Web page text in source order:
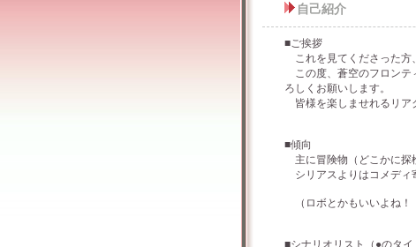
自己紹介
■ご挨拶
これを見てくださった方
この度、蒼空のフロンテ
ろしくお願いします。
皆様を楽しませれるリア
■傾向
主に冒険物（どこかに探
シリアスよりはコメディ
（ロボとかもいいよね
■シナリオリスト（●のタイ